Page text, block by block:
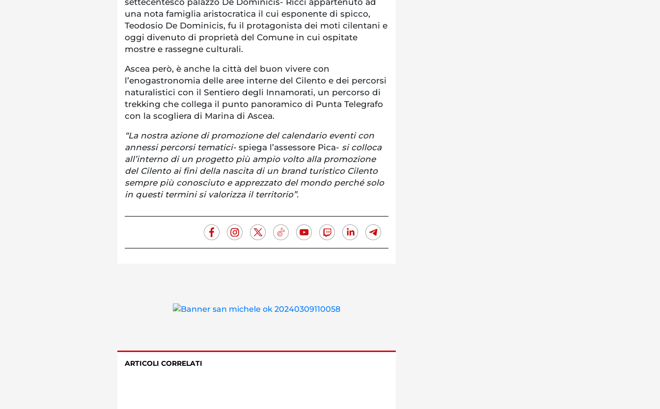
settecentesco palazzo De Dominicis- Ricci appartenuto ad
una nota famiglia aristocratica il cui esponente di spicco,
Teodosio De Dominicis, fu il protagonista dei moti cilentani e
oggi divenuto di proprietà del Comune in cui ospitate
mostre e rassegne culturali.
Ascea però, è anche la città del buon vivere con
l’enogastronomia delle aree interne del Cilento e dei percorsi
naturalistici con il Sentiero degli Innamorati, un percorso di
trekking che collega il punto panoramico di Punta Telegrafo
con la scogliera di Marina di Ascea.
“La nostra azione di promozione del calendario eventi con
annessi percorsi tematici- spiega l’assessore Pica- si colloca
all’interno di un progetto più ampio volto alla promozione
del Cilento ai fini della nascita di un brand turistico Cilento
sempre più conosciuto e apprezzato del mondo perché solo
in questi termini si valorizza il territorio”.
ARTICOLI CORRELATI